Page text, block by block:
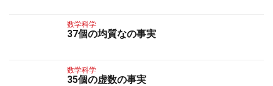
数学科学
37個の均質なの事実
数学科学
35個の虚数の事実